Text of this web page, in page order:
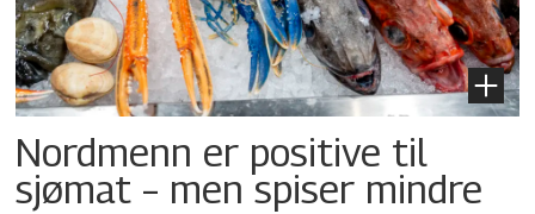
Nordmenn er positive til
sjømat – men spiser mindre